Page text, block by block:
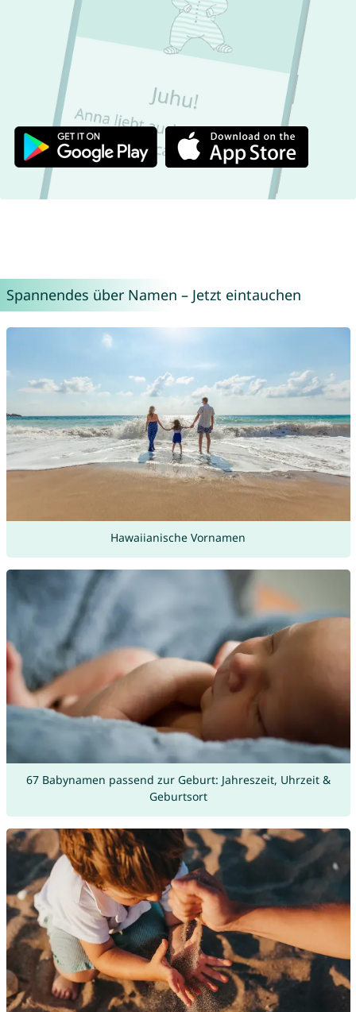
Spannendes über Namen – Jetzt eintauchen
Hawaiianische Vornamen
67 Babynamen passend zur Geburt: Jahreszeit, Uhrzeit &
Geburtsort